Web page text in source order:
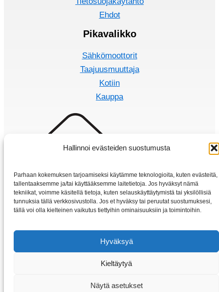
Hallinnoi evästeiden suostumusta
Parhaan kokemuksen tarjoamiseksi käytämme teknologioita, kuten evästeitä,
tallentaaksemme ja/tai käyttääksemme laitetietoja. Jos hyväksyt nämä
tekniikat, voimme käsitellä tietoja, kuten selauskäyttäytymistä tai yksilöllisiä
tunnuksia tällä verkkosivustolla. Jos et hyväksy tai peruutat suostumuksesi,
tällä voi olla kielteinen vaikutus tiettyihin ominaisuuksiin ja toimintoihin.
Hyväksyä
Kieltäytyä
Näytä asetukset
Ehdot
Pikavalikko
Sähkömoottorit
Taajuusmuuttaja
Kotiin
Kauppa
Copyright © 2026 Sahkomoottorit-vybo.fi | VYBO Electric